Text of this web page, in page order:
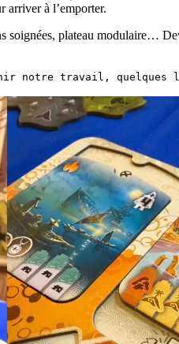
arriver à l’emporter.
soignées, plateau modulaire…
notre travail, quelques